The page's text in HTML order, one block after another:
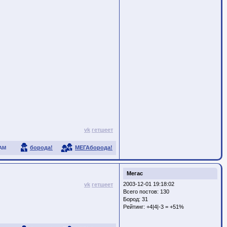
vk гетшеет
борода! МЕГАборода!
Мегас
2003-12-01 19:18:02
Всего постов: 130
Бород: 31
Рейтинг: +4|4|-3 = +51%
vk гетшеет